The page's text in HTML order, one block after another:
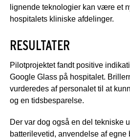
lignende teknologier kan være et
hospitalets kliniske afdelinger.
RESULTATER
Pilotprojektet fandt positive
Google Glass på hospitalet.
vurderedes af personalet til at
og en tidsbesparelse.
Der var dog også en del tekniske
batterilevetid, anvendelse af egne